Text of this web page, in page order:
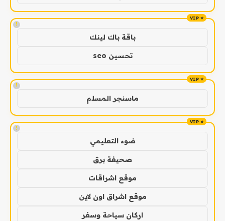
!
باقة باك لينك
تحسين seo
!
ماسنجر المسلم
!
ضوء التعليمي
صحيفة برق
موقع اشراقات
موقع اشراق اون لاين
اركان سياحة وسفر